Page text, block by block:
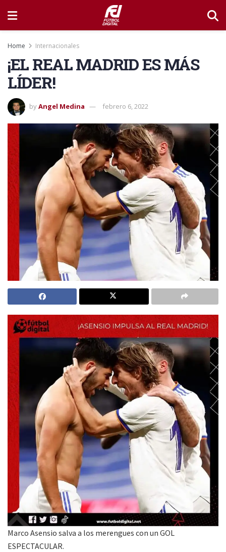
Home Internacionales
¡EL REAL MADRID ES MÁS
LÍDER!
byAngel Medina febrero 6, 2022
Marco Asensio salva a los merengues con un GOL
ESPECTACULAR.